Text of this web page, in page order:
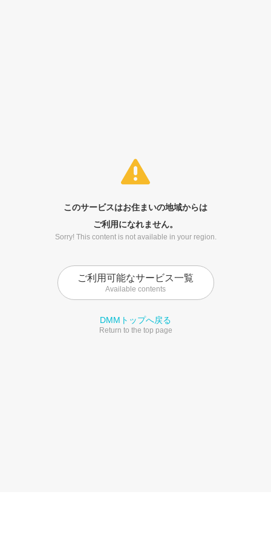
このサービスはお住まいの地域からは
ご利用になれません。
Sorry! This content is not available in your region.
ご利用可能なサービス一覧
Available contents
DMMトップへ戻る
Return to the top page